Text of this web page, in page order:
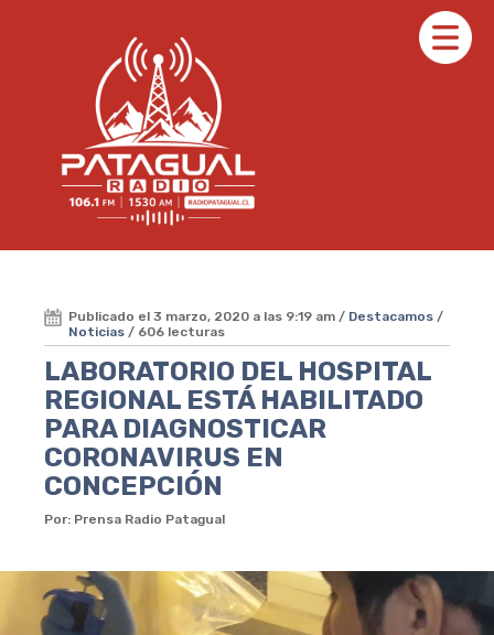
Publicado el 3 marzo, 2020 a las 9:19 am / Destacamos /
Noticias / 606 lecturas
LABORATORIO DEL HOSPITAL
REGIONAL ESTÁ HABILITADO
PARA DIAGNOSTICAR
CORONAVIRUS EN
CONCEPCIÓN
Por: Prensa Radio Patagual